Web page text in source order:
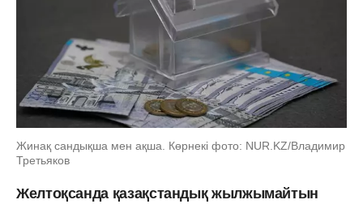
Жинақ сандықша мен ақша. Көрнекі фото: NUR.KZ/Владимир
Третьяков
Желтоқсанда қазақстандық жылжымайтын